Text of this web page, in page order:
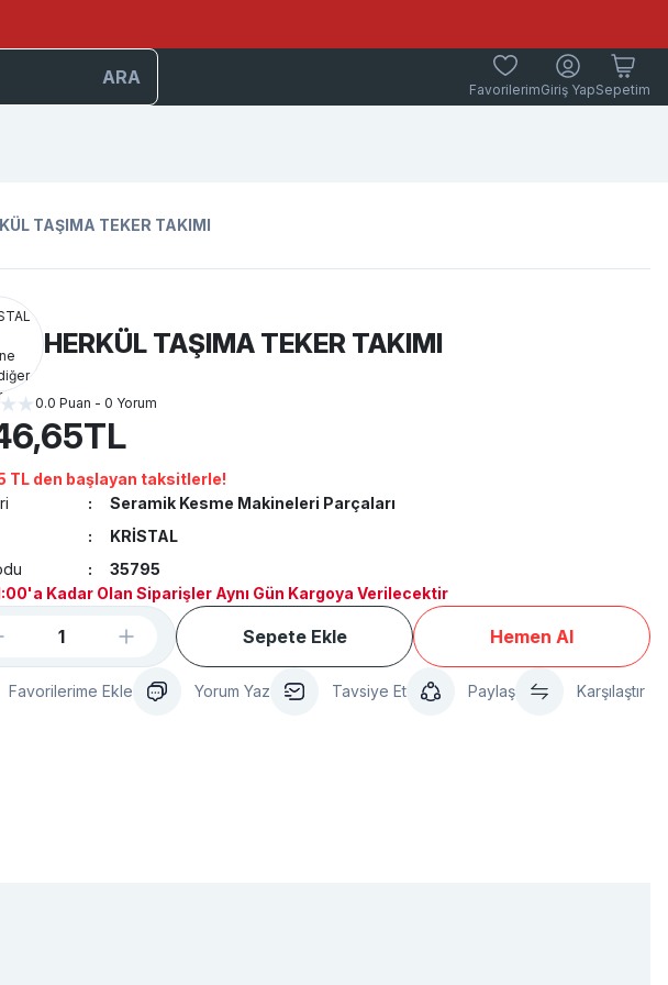
ARA
FavorilerimGiriş YapSepetim
TAŞIMA TEKER TAKIMI
HERKÜL TAŞIMA TEKER TAKIMI
0.0 Puan - 0 Yorum
TL den başlayan taksitlerle!
Seramik Kesme Makineleri Parçaları
KRİSTAL
35795
Kadar Olan Siparişler Aynı Gün Kargoya Verilecektir
Sepete Ekle Hemen Al
Yorum Yaz Tavsiye Et Paylaş Karşılaştır